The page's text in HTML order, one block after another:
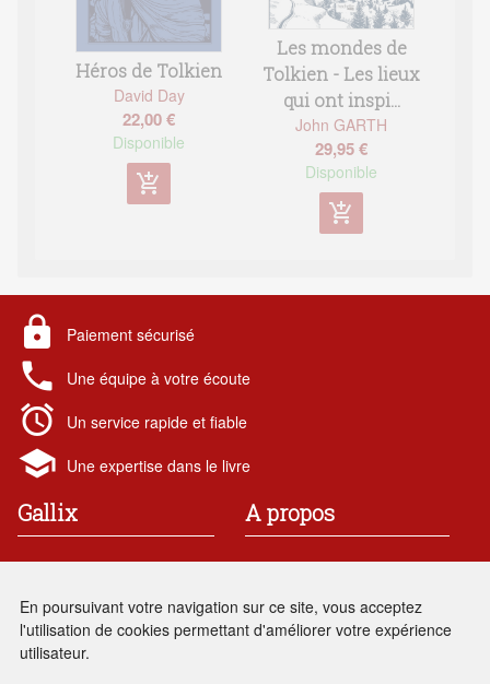
Héros de Tolkien
David Day
22,00 €
Disponible
add_shopping_cart
Les mondes de
Tolkien - Les lieux
qui ont inspi...
John GARTH
29,95 €
Disponible
add_shopping_cart
lock Paiement sécurisé
local_phone Une équipe à votre écoute
alarm Un service rapide et fiable
school Une expertise dans le livre
Gallix
France
local_phoneRenseignements : 01 69 86
05 28
A propos
Conditions générales de vente
En poursuivant votre navigation sur ce site, vous acceptez
l'utilisation de cookies permettant d'améliorer votre expérience
utilisateur.